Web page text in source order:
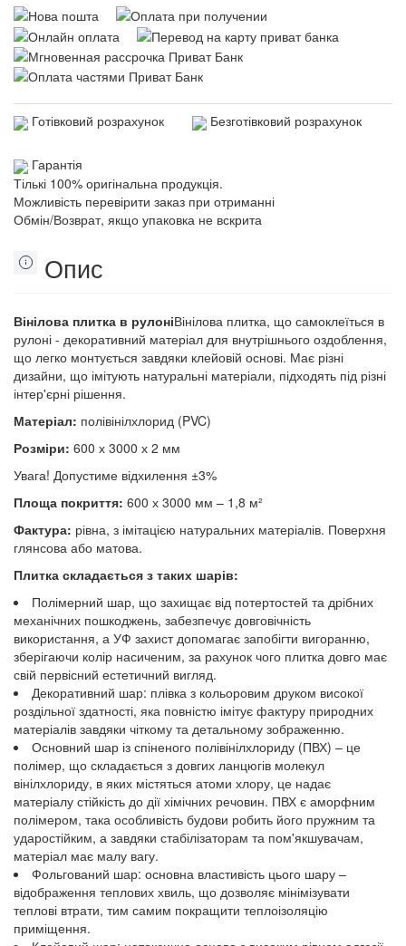
Готівковий розрахунок Безготівковий розрахунок
Гарантія
Тількі 100% оригінальна продукція.
Можливість перевірити заказ при отриманні
Обмін/Возврат, якщо упаковка не вскрита
Опис
Вінілова плитка в рулоніВінілова плитка, що самоклеїться в
рулоні - декоративний матеріал для внутрішнього оздоблення,
що легко монтується завдяки клейовій основі. Має різні
дизайни, що імітують натуральні матеріали, підходять під різні
інтер'єрні рішення.
Матеріал: полівінілхлорид (PVC)
Розміри: 600 х 3000 х 2 мм
Увага! Допустиме відхилення ±3%
Площа покриття: 600 х 3000 мм – 1,8 м²
Фактура: рівна, з імітацією натуральних матеріалів. Поверхня
глянсова або матова.
Плитка складається з таких шарів:
Полімерний шар, що захищає від потертостей та дрібних
механічних пошкоджень, забезпечує довговічність
використання, а УФ захист допомагає запобігти вигоранню,
зберігаючи колір насиченим, за рахунок чого плитка довго має
свій первісний естетичний вигляд.
Декоративний шар: плівка з кольоровим друком високої
роздільної здатності, яка повністю імітує фактуру природних
матеріалів завдяки чіткому та детальному зображенню.
Основний шар із спіненого полівінілхлориду (ПВХ) – це
полімер, що складається з довгих ланцюгів молекул
вінілхлориду, в яких містяться атоми хлору, це надає
матеріалу стійкість до дії хімічних речовин. ПВХ є аморфним
полімером, така особливість будови робить його пружним та
ударостійким, а завдяки стабілізаторам та пом'якшувачам,
матеріал має малу вагу.
Фольгований шар: основна властивість цього шару –
відображення теплових хвиль, що дозволяє мінімізувати
теплові втрати, тим самим покращити теплоізоляцію
приміщення.